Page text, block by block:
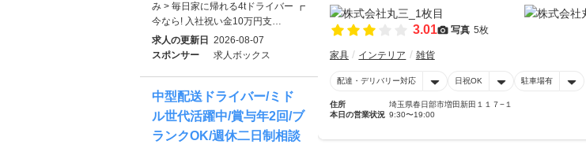
3.01 写真 5枚
家具 インテリア 雑貨
配達・デリバリー対応 日祝OK 駐車場有
住所
埼玉県春日部市増田新田１１７−１
本日の営業状況 9:30〜19:00
み > 毎日家に帰れる4tドライバー ┏
今なら! 入社祝い金10万円支…
求人の更新日
2026-08-07
スポンサー
求人ボックス
中型配送ドライバー/ミド
ル世代活躍中/賞与年2回/ブ
ランクOK/週休二日制相談